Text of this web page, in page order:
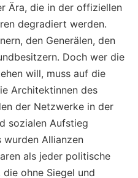
Ära, die in der offiziellen
degradiert werden.
den Generälen, den
Doch wer die
will, muss auf die
Architektinnen des
der Netzwerke in der
sozialen Aufstieg
wurden Allianzen
als jeder politische
ohne Siegel und